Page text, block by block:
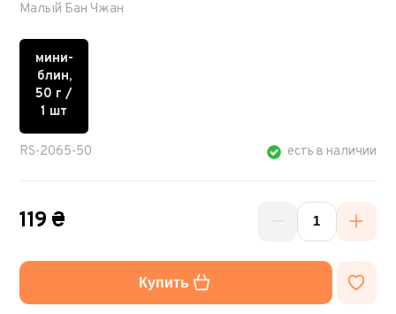
Малый Бан Чжан
мини-
блин,
50 г /
1 шт
RS-2065-50 есть в наличии
119 ₴
Купить